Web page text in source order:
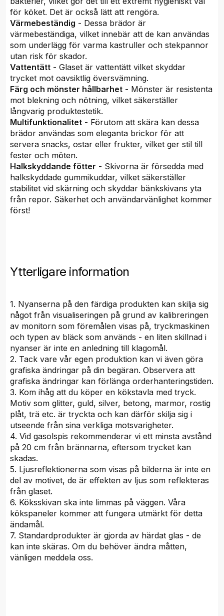
för köket. Det är också lätt att rengöra.
Värmebeständig - Dessa brädor är
värmebeständiga, vilket innebär att de kan användas
som underlägg för varma kastruller och stekpannor
utan risk för skador.
Vattentätt - Glaset är vattentätt vilket skyddar
trycket mot oavsiktlig översvämning.
Färg och mönster hållbarhet - Mönster är resistenta
mot blekning och nötning, vilket säkerställer
långvarig produktestetik.
Multifunktionalitet - Förutom att skära kan dessa
brädor användas som eleganta brickor för att
servera snacks, ostar eller frukter, vilket ger stil till
fester och möten.
Halkskyddande fötter - Skivorna är försedda med
halkskyddade gummikuddar, vilket säkerställer
stabilitet vid skärning och skyddar bänkskivans yta
från repor. Säkerhet och användarvänlighet kommer
först!
Ytterligare information
1. Nyanserna på den färdiga produkten kan skilja sig
något från visualiseringen på grund av kalibreringen
av monitorn som föremålen visas på, tryckmaskinen
och typen av bläck som används - en liten skillnad i
nyanser är inte en anledning till klagomål.
2. Tack vare vår egen produktion kan vi även göra
grafiska ändringar på din begäran. Observera att
grafiska ändringar kan förlänga orderhanteringstiden.
3. Kom ihåg att du köper en kökstavla med tryck.
Motiv som glitter, guld, silver, betong, marmor, rostig
plåt, trä etc. är tryckta och kan därför skilja sig i
utseende från sina verkliga motsvarigheter.
4. Vid gasolspis rekommenderar vi ett minsta avstånd
på 20 cm från brännarna, eftersom trycket kan
skadas.
5. Ljusreflektionerna som visas på bilderna är inte en
del av motivet, de är effekten av ljus som reflekteras
från glaset.
6. Köksskivan ska inte limmas på väggen. Våra
kökspaneler kommer att fungera utmärkt för detta
ändamål.
7. Standardprodukter är gjorda av härdat glas - de
kan inte skäras. Om du behöver ändra måtten,
vänligen meddela oss.